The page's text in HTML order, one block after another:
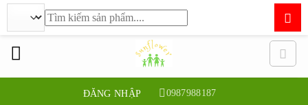
ĐĂNG NHẬP 0987988187
Tìm
kiếm: